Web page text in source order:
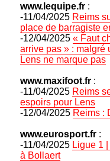
www.lequipe.fr :
-11/04/2025 Reims
place de barragiste
-12/04/2025« Faut
arrive pas » : malgré
Lens ne marque pas
www.maxifoot.fr :
-11/04/2025 Reims
espoirs pour Lens
-12/04/2025 Reims :
www.eurosport.fr :
-11/04/2025 Ligue 1
à Bollaert